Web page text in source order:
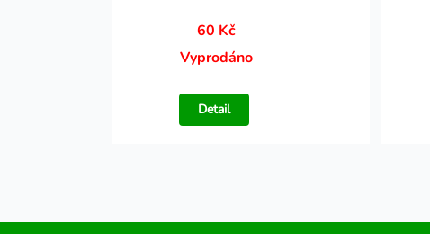
60 Kč
Vyprodáno
Detail